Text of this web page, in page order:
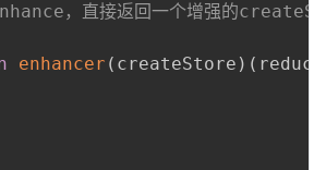
，直接返回一个增强的
enhancer ( createStore ) (